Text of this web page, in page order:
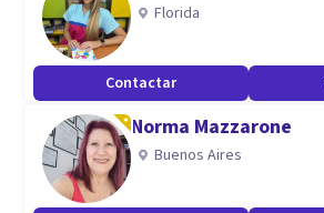
Florida
Contactar
Norma Mazzarone
Buenos Aires